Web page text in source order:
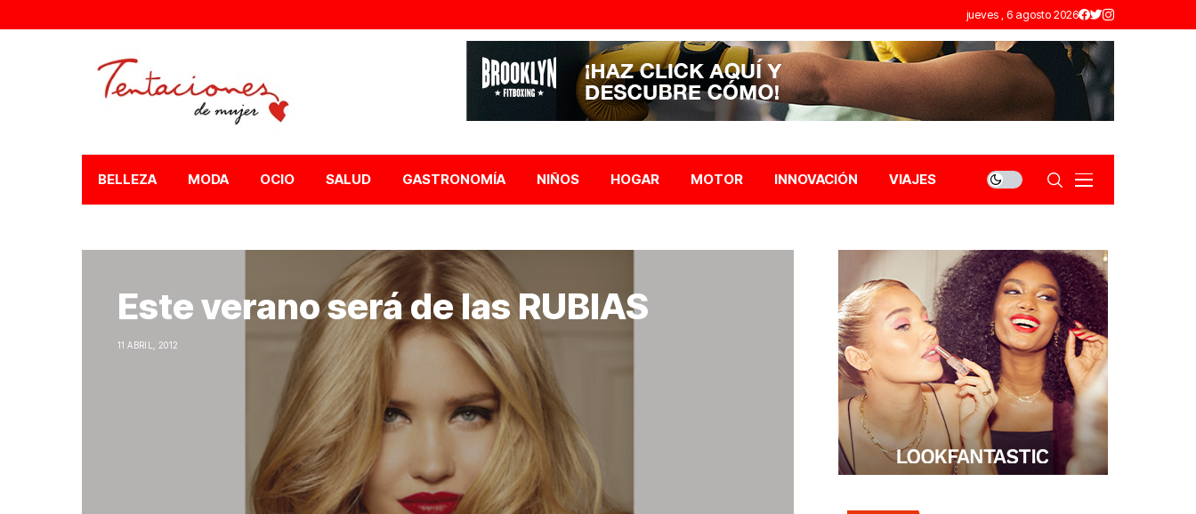
jueves , 6 agosto 2026
BELLEZA MODA OCIO SALUD GASTRONOMÍA NIÑOS HOGAR MOTOR INNOVACIÓN VIAJES
Este verano será de las RUBIAS
11 ABRIL, 2012